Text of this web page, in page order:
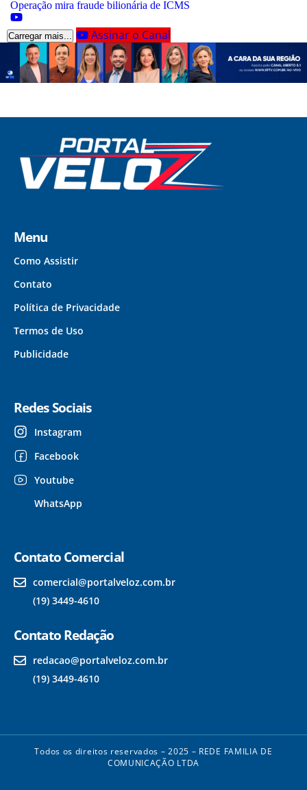
Operação mira fraude bilionária de ICMS
Carregar mais... Assinar o Canal
Menu
Como Assistir
Contato
Política de Privacidade
Termos de Uso
Publicidade
Redes Sociais
Instagram
Facebook
Youtube
WhatsApp
Contato Comercial
comercial@portalveloz.com.br
(19) 3449-4610
Contato Redação
redacao@portalveloz.com.br
(19) 3449-4610
Todos os direitos reservados – 2025 – REDE FAMILIA DE
COMUNICAÇÃO LTDA